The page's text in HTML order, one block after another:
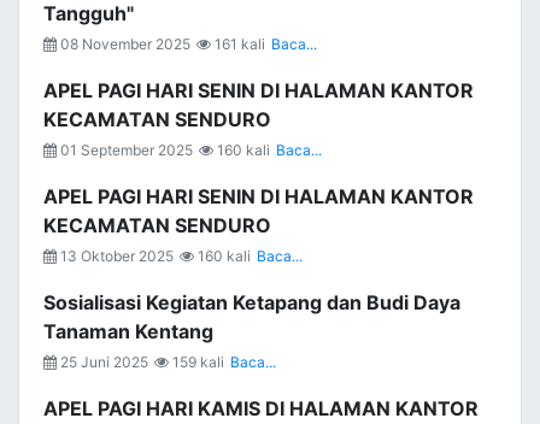
Tangguh"
08 November 2025 161 kali Baca...
APEL PAGI HARI SENIN DI HALAMAN KANTOR
KECAMATAN SENDURO
01 September 2025 160 kali Baca...
APEL PAGI HARI SENIN DI HALAMAN KANTOR
KECAMATAN SENDURO
13 Oktober 2025 160 kali Baca...
Sosialisasi Kegiatan Ketapang dan Budi Daya
Tanaman Kentang
25 Juni 2025 159 kali Baca...
APEL PAGI HARI KAMIS DI HALAMAN KANTOR